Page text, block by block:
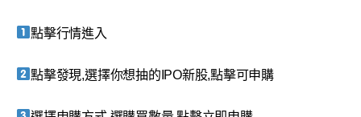
點擊行情進入
點擊發現,選擇你想抽的IPO新股,點擊可申購